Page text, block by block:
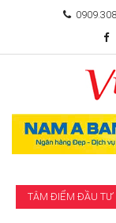
TÂM ĐIỂM
TÀI CHÍNH
KHỞI
TÂM ĐIỂM ĐẦU TƯ